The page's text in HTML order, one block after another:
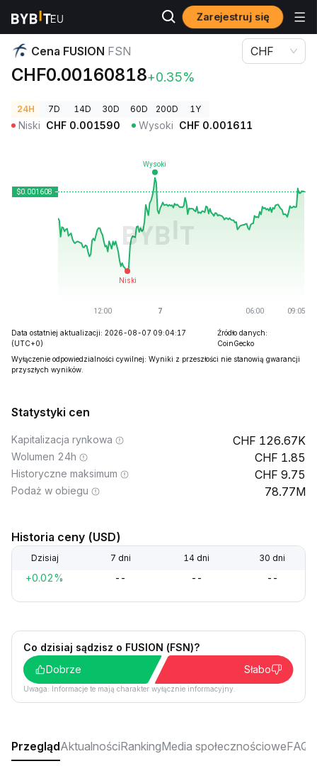
Zarejestruj się
Ceny kryptowalut Cena FUSION FSN
Cena FUSION FSN
CHF0.00160818+0.35%
CHF
24H 7D 14D 30D 60D 200D 1Y
Niski CHF 0.001590 Wysoki CHF 0.001611
Data ostatniej aktualizacji: 2026-08-07 09:04:17
(UTC+0)
Źródło danych:
CoinGecko
Wyłączenie odpowiedzialności cywilnej: Wyniki z przeszłości nie stanowią gwarancji
przyszłych wyników.
Statystyki cen
Kapitalizacja rynkowa 126.67K
Wolumen 24h 1.85
Historyczne maksimum 9.75
Podaż w obiegu 78.77M
Historia ceny (USD)
Dzisiaj 7 dni 14 dni 30 dni
+0.02% -- -- --
Co dzisiaj sądzisz o FUSION (FSN)?
Dobrze
Słabo
Uwaga: Informacje te mają charakter wyłącznie informacyjny.
PrzeglądAktualnościRankingMedia społecznościoweFAQ